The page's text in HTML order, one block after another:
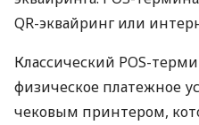
QR-эквайринг или
Классический POS-
физическое платежное
чековым принтером,